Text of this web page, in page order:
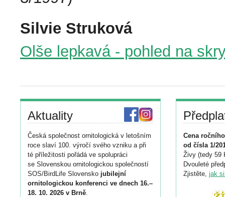
Silvie Struková
Olše lepkavá - pohled na
Aktuality
Česká společnost ornitologická v letošním
roce slaví 100. výročí svého vzniku a při
té příležitosti pořádá ve spolupráci
se Slovenskou ornitologickou společností
SOS/BirdLife Slovensko jubilejní
ornitologickou konferenci ve dnech 16.–
18. 10. 2026 v Brně.
Cena
od čísla 1/
Živy (tedy 59
Dvouleté
Zjistěte, jak